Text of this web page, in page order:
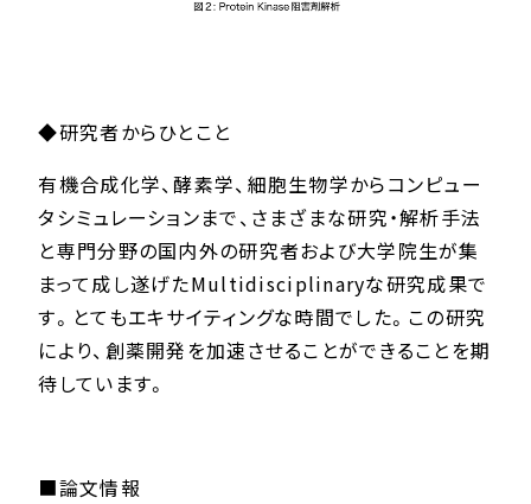
◆研究者からひとこと
有機合成化学、酵素学、細胞生物学からコンピュー
タシミュレーションまで、さまざまな研究・解析手法
と専門分野の国内外の研究者および大学院生が集
まって成し遂げたMultidisciplinaryな研究成果で
す。とてもエキサイティングな時間でした。この研究
により、創薬開発を加速させることができることを期
待しています。
■論文情報